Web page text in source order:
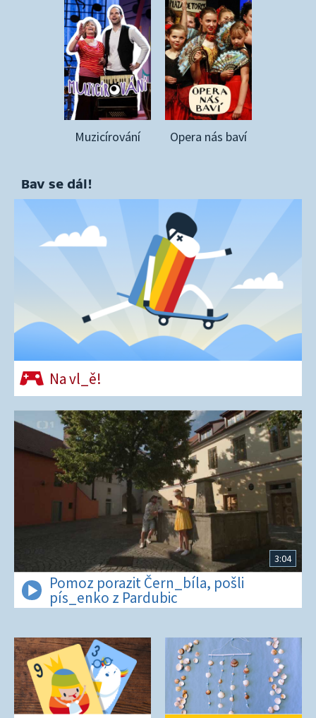
Muzicírování Opera nás baví
Bav se dál!
Na vl_ě!
3:04
Pomoz porazit Čern_bíla, pošli
pís_enko z Pardubic